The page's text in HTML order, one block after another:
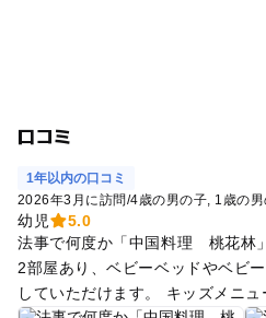
口コミ
1年以内の口コミ
2026年3月に訪問/4歳の男の子 1歳の
幼児
5.0
法事で何度か「中国料理 桃花林
2部屋あり、ベビーベッドやベビ
していただけます。 キッズメニ